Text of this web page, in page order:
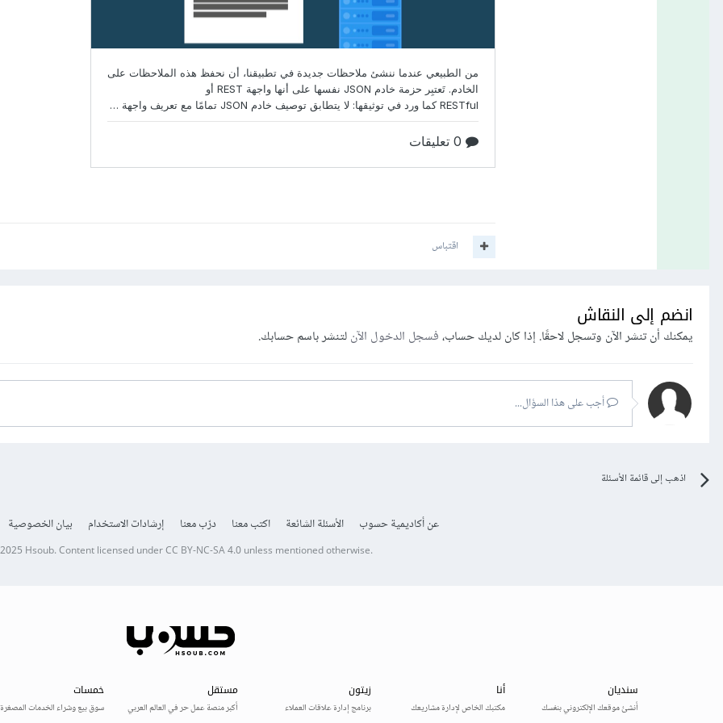
اقتباس
انضم إلى النقاش
يمكنك أن تنشر الآن وتسجل لاحقًا. إذا كان لديك حساب،فسجل الدخول الآنلتنشر باسم حسابك.
أجب على هذا السؤال...
اذهب إلى قائمة الأسئلة
عن أكاديمية حسوب الأسئلة الشائعة اكتب معنا درّب معنا إرشادات الاستخدام بيان الخصوصية
Hsoub.Content licensed underCC BY-NC-SA 4.0unless mentioned otherwise.